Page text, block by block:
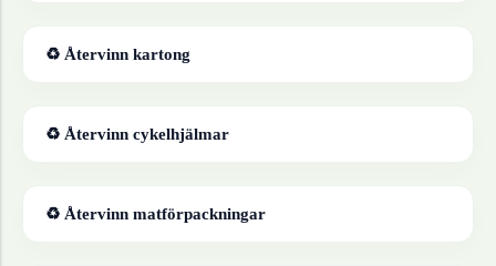
♻ Återvinn kartong
♻ Återvinn cykelhjälmar
♻ Återvinn matförpackningar